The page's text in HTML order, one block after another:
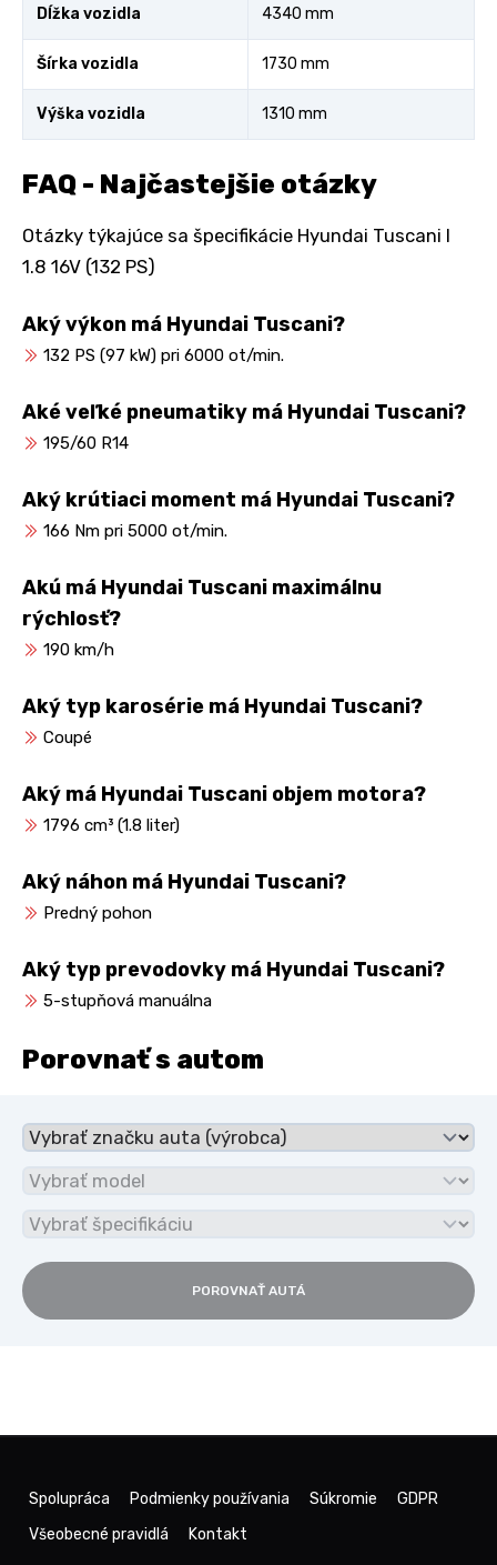
Dĺžka vozidla 4340 mm
Šírka vozidla 1730 mm
Výška vozidla 1310 mm
FAQ - Najčastejšie otázky
Otázky týkajúce sa špecifikácie Hyundai Tuscani I
1.8 16V (132 PS)
Aký výkon má Hyundai Tuscani?
132 PS (97 kW) pri 6000 ot/min.
Aké veľké pneumatiky má Hyundai Tuscani?
195/60 R14
Aký krútiaci moment má Hyundai Tuscani?
166 Nm pri 5000 ot/min.
Akú má Hyundai Tuscani maximálnu
rýchlosť?
190 km/h
Aký typ karosérie má Hyundai Tuscani?
Coupé
Aký má Hyundai Tuscani objem motora?
1796 cm³ (1.8 liter)
Aký náhon má Hyundai Tuscani?
Predný pohon
Aký typ prevodovky má Hyundai Tuscani?
5-stupňová manuálna
Porovnať s autom
POROVNAŤ AUTÁ
Spolupráca Podmienky používania Súkromie
GDPR
Všeobecné pravidlá
Kontakt